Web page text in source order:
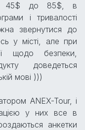
45$ до 85$, в
і тривалості
звернутися до
у місті, але при
щодо безпеки,
доведеться
мові )))
ANEX-Tour, і
у них все в
анкетки